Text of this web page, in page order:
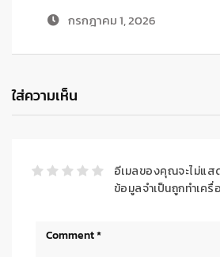
กรกฎาคม 1, 2026
ใส่ความเห็น
อีเมลของคุณจะไม่แส
ข้อมูลจำเป็นถูกทำเครื่